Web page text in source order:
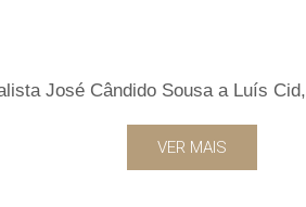
José Cândido Sousa a Luís
VER MAIS